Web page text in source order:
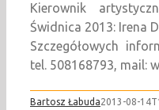
Kierownik
Świdnica 2013: Irena
Szczegółowych
tel. 508168793, mail:
Bartosz Łabuda2013-08-